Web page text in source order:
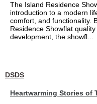
The Island Residence
introduction to a modern
comfort, and functionality.
Residence Showflat
development, the showfl...
DSDS
Heartwarming Stories of